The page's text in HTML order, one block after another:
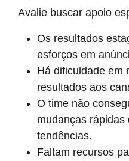
Avalie buscar apoio
Os resultados
esforços em
Há dificuldade em
resultados aos
O time não
mudanças rápidas
tendências.
Faltam recursos